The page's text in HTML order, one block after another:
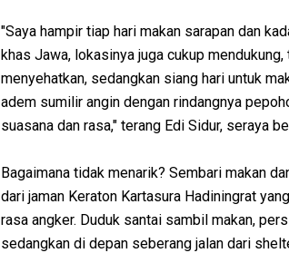
"Saya hampir tiap hari makan sarapan dan
khas Jawa, lokasinya juga cukup
menyehatkan, sedangkan siang hari untuk
adem sumilir angin dengan rindangnya
suasana dan rasa," terang Edi Sidur, seraya
Bagaimana tidak menarik? Sembari makan
dari jaman Keraton Kartasura Hadiningrat
rasa angker. Duduk santai sambil makan,
sedangkan di depan seberang jalan dari